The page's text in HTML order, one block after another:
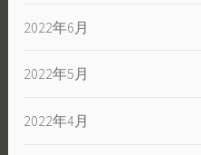
2022年6月
2022年5月
2022年4月